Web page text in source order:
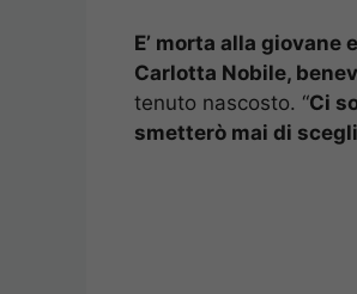
E’ morta alla giovane
Carlotta Nobile,
tenuto nascosto. “Ci
smetterò mai di